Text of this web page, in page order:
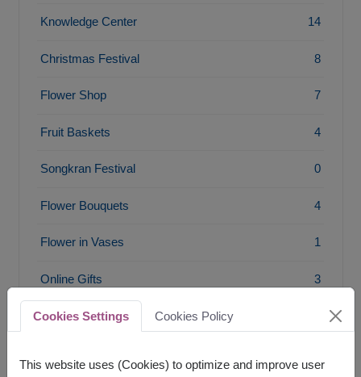
Knowledge Center 14
Christmas Festival 8
Flower Shop 7
Fruit Baskets 4
Songkran Festival 0
Flower Bouquets 4
Flower in Vases 1
Online Gifts 3
Graduation Bouquets
Cookies Settings Cookies Policy
This website uses (Cookies) to optimize and improve user